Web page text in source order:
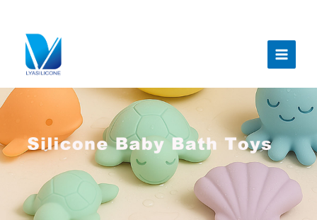
меню